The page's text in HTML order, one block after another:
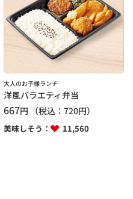
大人のお子様ランチ
洋風バラエティ弁当
667円 （税込：720円）
美味しそう： 11,560